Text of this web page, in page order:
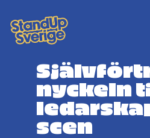
to
content
Standup-butik
Komiker
nyckeln
scen